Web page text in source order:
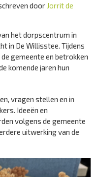
door Jorrit de
het dorpscentrum in
in De Willisstee. Tijdens
gemeente en betrokken
komende jaren hun
vragen stellen en in
Ideeën en
volgens de gemeente
uitwerking van de